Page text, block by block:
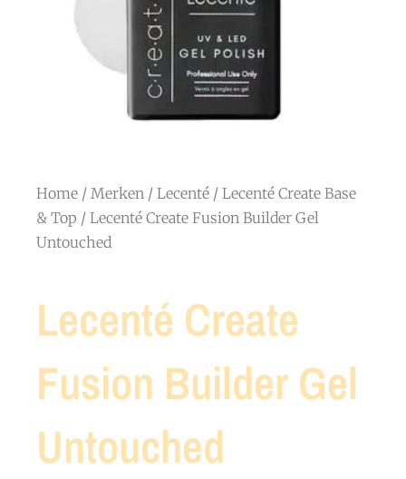
Home / Merken / Lecenté / Lecenté Create Base
& Top / Lecenté Create Fusion Builder Gel
Untouched
Lecenté Create
Fusion Builder Gel
Untouched